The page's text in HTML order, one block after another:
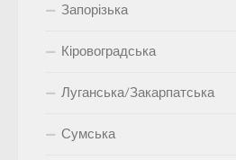
Запорізька
Кіровоградська
Луганська/Закарпатська
Сумська